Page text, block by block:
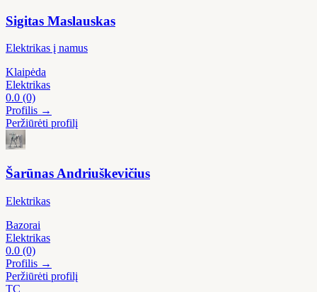
Sigitas Maslauskas
Elektrikas į namus
Klaipėda
Elektrikas
0.0 (0)
Profilis →
Peržiūrėti profilį
Šarūnas Andriuškevičius
Elektrikas
Bazorai
Elektrikas
0.0 (0)
Profilis →
Peržiūrėti profilį
TC